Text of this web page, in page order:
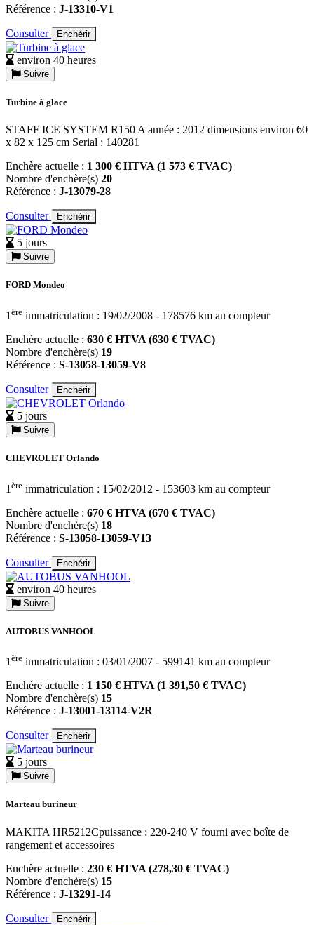
Référence : J-13310-V1
Consulter Enchérir
environ 40 heures
Suivre
Turbine à glace
STAFF ICE SYSTEM R150 A année : 2012 dimensions environ 60
x 82 x 125 cm Serial : 140281
Enchère actuelle : 1 300 € HTVA (1 573 € TVAC)
Nombre d'enchère(s) 20
Référence : J-13079-28
Consulter Enchérir
5 jours
Suivre
FORD Mondeo
1 ère immatriculation : 19/02/2008 - 178576 km au compteur
Enchère actuelle : 630 € HTVA (630 € TVAC)
Nombre d'enchère(s) 19
Référence : S-13058-13059-V8
Consulter Enchérir
5 jours
Suivre
CHEVROLET Orlando
1 ère immatriculation : 15/02/2012 - 153603 km au compteur
Enchère actuelle : 670 € HTVA (670 € TVAC)
Nombre d'enchère(s) 18
Référence : S-13058-13059-V13
Consulter Enchérir
environ 40 heures
Suivre
AUTOBUS VANHOOL
1 ère immatriculation : 03/01/2007 - 599141 km au compteur
Enchère actuelle : 1 150 € HTVA (1 391,50 € TVAC)
Nombre d'enchère(s) 15
Référence : J-13001-13114-V2R
Consulter Enchérir
5 jours
Suivre
Marteau burineur
MAKITA HR5212Cpuissance : 220-240 V fourni avec boîte de
rangement et accessoires
Enchère actuelle : 230 € HTVA (278,30 € TVAC)
Nombre d'enchère(s) 15
Référence : J-13291-14
Consulter Enchérir